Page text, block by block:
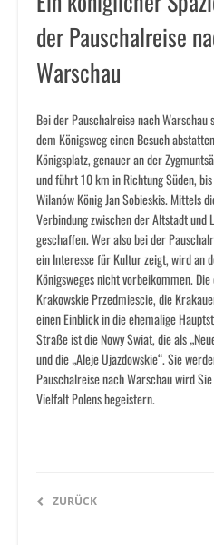
der Pauschalreise
Warschau
Bei der Pauschalreise nach Warschau
dem Königsweg einen Besuch
Königsplatz, genauer an der
und führt 10 km in Richtung Süden,
Wilanów König Jan Sobieskis. Mittels
Verbindung zwischen der Altstadt und
geschaffen. Wer also bei der
ein Interesse für Kultur zeigt, wird an
Königsweges nicht vorbeikommen.
Krakowskie Przedmiescie, die
einen Einblick in die ehemalige
Straße ist die Nowy Swiat, die als
und die „Aleje Ujazdowskie“. Sie
Pauschalreise nach Warschau wird
Vielfalt Polens begeistern.
ZURÜCK